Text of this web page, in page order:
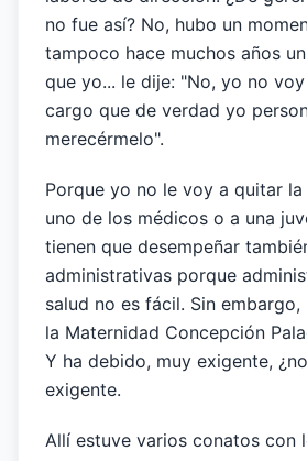
no fue así? No, hubo un
tampoco hace muchos años
que yo... le dije: "No, yo no
cargo que de verdad yo
merecérmelo".
Porque yo no le voy a quitar
uno de los médicos o a una
tienen que desempeñar
administrativas porque
salud no es fácil. Sin
la Maternidad Concepción
Y ha debido, muy exigente,
exigente.
Allí estuve varios conatos con